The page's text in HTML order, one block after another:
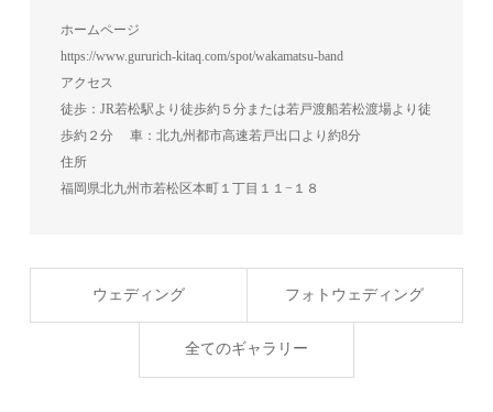
ホームページ
https://www.gururich-kitaq.com/spot/wakamatsu-band
アクセス
徒歩：JR若松駅より徒歩約５分または若戸渡船若松渡場より徒
歩約２分 車：北九州都市高速若戸出口より約8分
住所
福岡県北九州市若松区本町１丁目１１−１８
ウェディング フォトウェディング
全てのギャラリー